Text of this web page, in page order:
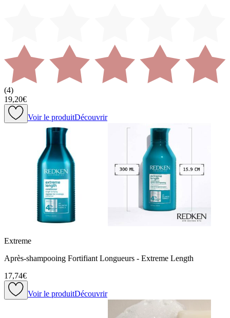
(4)
19,20€
Voir le produitDécouvrir
Extreme
Après-shampooing Fortifiant Longueurs - Extreme Length
17,74€
Voir le produitDécouvrir